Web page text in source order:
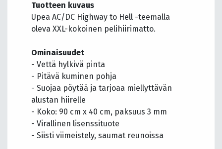
Tuotteen kuvaus
Upea AC/DC Highway to Hell -teemalla
oleva XXL-kokoinen pelihiirimatto.
Ominaisuudet
- Vettä hylkivä pinta
- Pitävä kuminen pohja
- Suojaa pöytää ja tarjoaa miellyttävän
alustan hiirelle
- Koko: 90 cm x 40 cm, paksuus 3 mm
- Virallinen lisenssituote
- Siisti viimeistely, saumat reunoissa